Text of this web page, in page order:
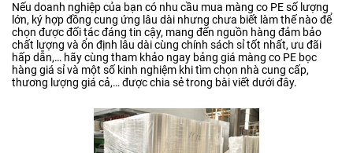
Nếu doanh nghiệp của bạn có nhu cầu mua màng co PE số lượng
lớn, ký hợp đồng cung ứng lâu dài nhưng chưa biết làm thế nào để
chọn được đối tác đáng tin cậy, mang đến nguồn hàng đảm bảo
chất lượng và ổn định lâu dài cùng chính sách sỉ tốt nhất, ưu đãi
hấp dẫn,… hãy cùng tham khảo ngay bảng giá màng co PE bọc
hàng giá sỉ và một số kinh nghiệm khi tìm chọn nhà cung cấp,
thương lượng giá cả,… được chia sẻ trong bài viết dưới đây.